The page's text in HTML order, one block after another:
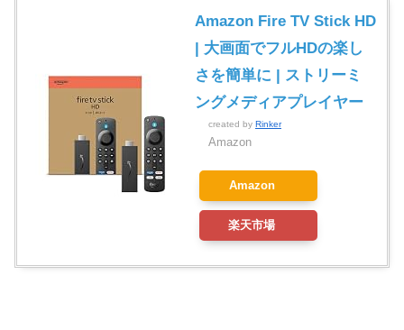
Amazon Fire TV Stick HD
| 大画面でフルHDの楽し
さを簡単に | ストリーミ
ングメディアプレイヤー
created by Rinker
Amazon
Amazon
楽天市場